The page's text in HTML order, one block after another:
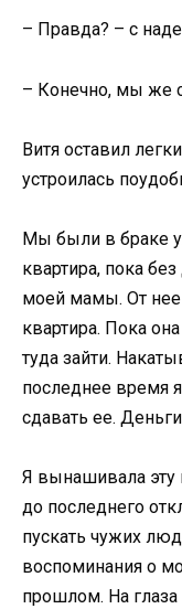
– Правда? – с
– Конечно, мы же
Витя оставил
устроилась
Мы были в браке
квартира, пока
моей мамы. От нее
квартира. Пока
туда зайти.
последнее время
сдавать ее.
Я вынашивала
до последнего
пускать чужих
воспоминания о
прошлом. На